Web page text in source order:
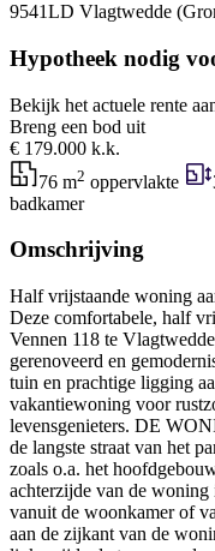
9541LD Vlagtwedde
Hypotheek nodig
Bekijk het actuele rente
Breng een bod uit
€ 179.000 k.k.
76 m2 oppervlakte
badkamer
Omschrijving
Half vrijstaande woning
Deze comfortabele, half
Vennen 118 te
gerenoveerd en
tuin en prachtige ligging
vakantiewoning voor
levensgenieters. DE
de langste straat van het
zoals o.a. het
achterzijde van de woning
vanuit de woonkamer of
aan de zijkant van de